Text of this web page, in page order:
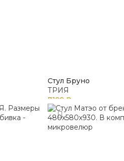
Стул Бруно
ТРИЯ
7199 ₽